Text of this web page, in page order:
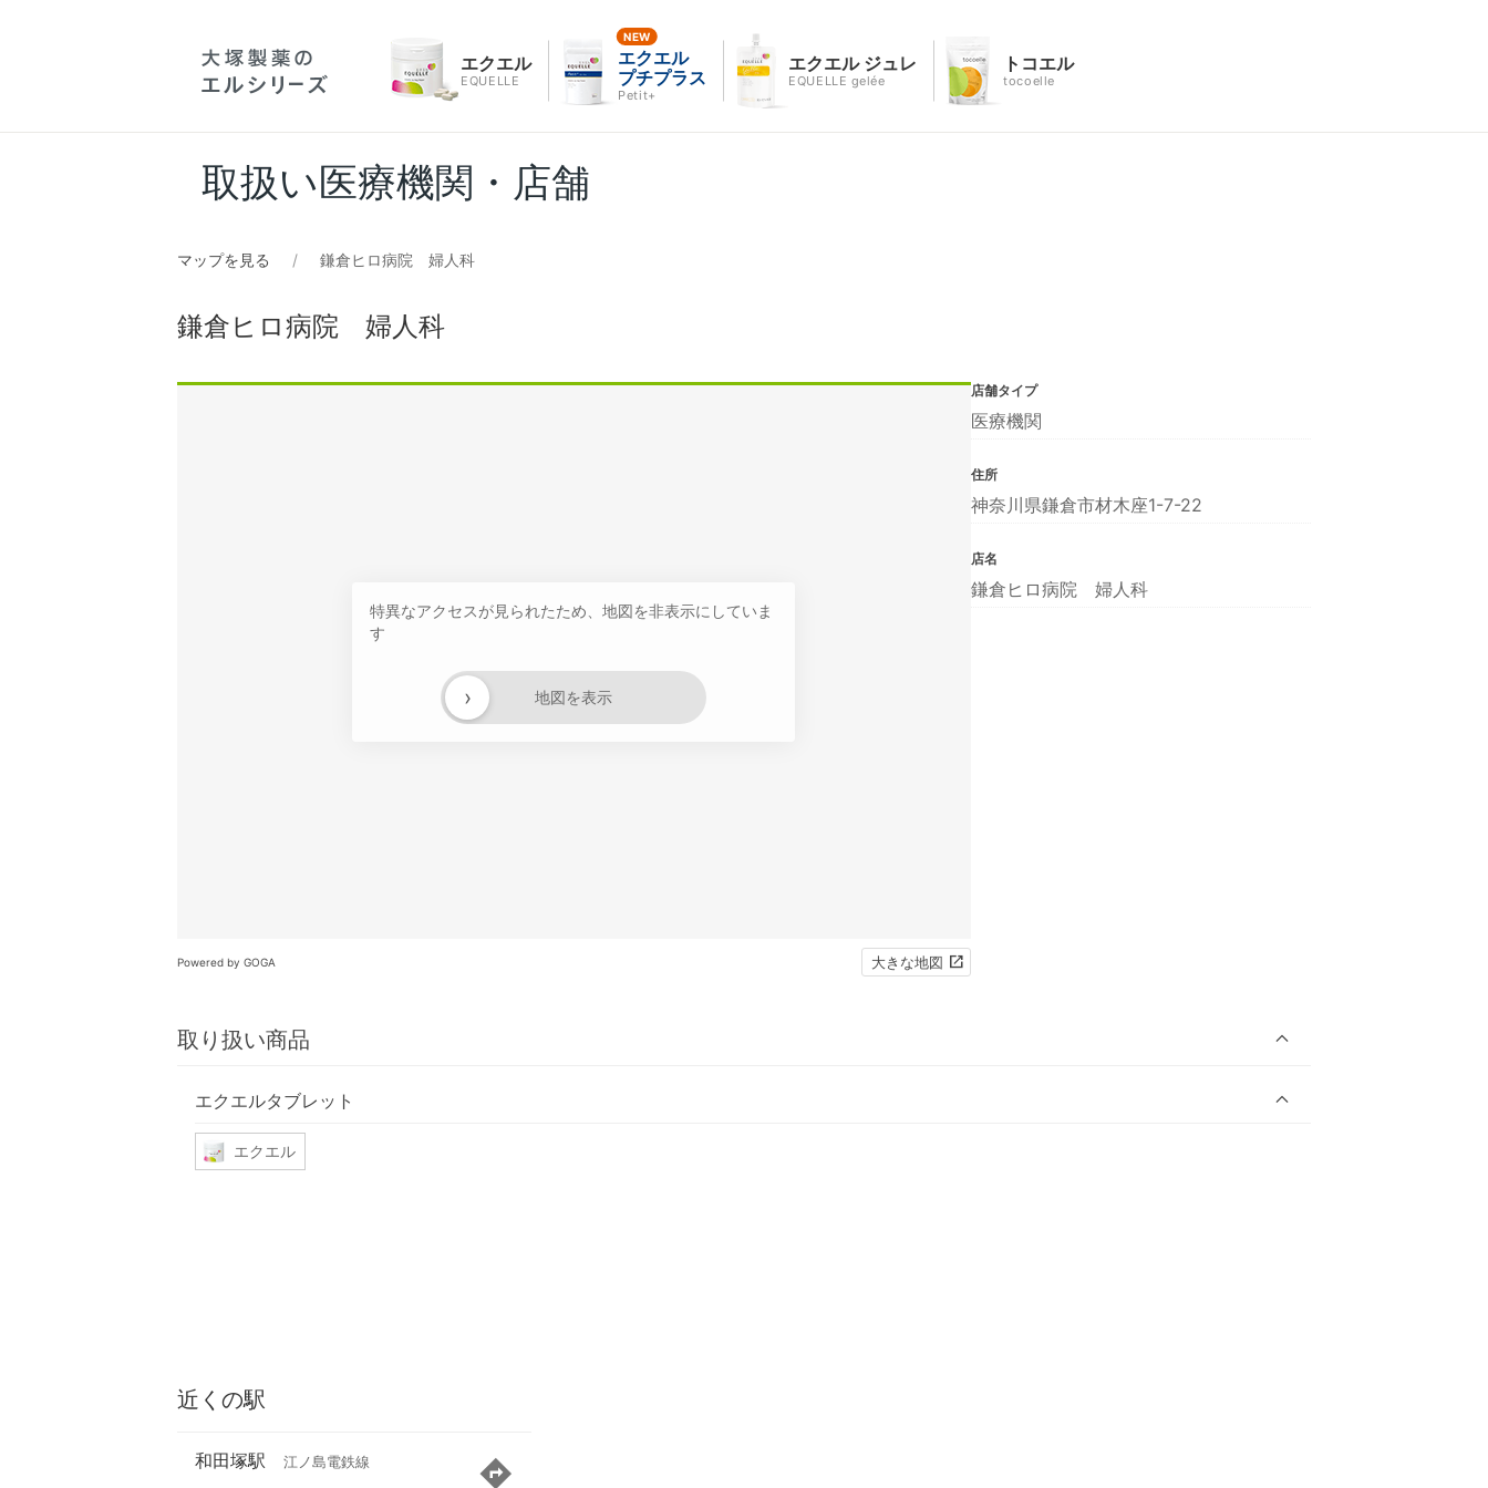
エクエル
EQUELLE
エクエル
プチプラス
Petit+
エクエル ジュレ
EQUELLE gelée
トコエル
tocoelle
取扱い医療機関・店舗
マップを見る 鎌倉ヒロ病院 婦人科
鎌倉ヒロ病院 婦人科
特異なアクセスが見られたため、地図を非表示にしていま
す
地図を表示
›
Powered by GOGA 大きな地図
取り扱い商品
エクエルタブレット
エクエル
店舗タイプ
医療機関
住所
神奈川県鎌倉市材木座1-7-22
店名
鎌倉ヒロ病院 婦人科
近くの駅
和田塚駅 江ノ島電鉄線